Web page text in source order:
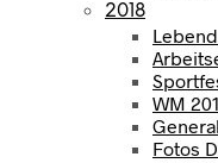
2018
WM
Fotos